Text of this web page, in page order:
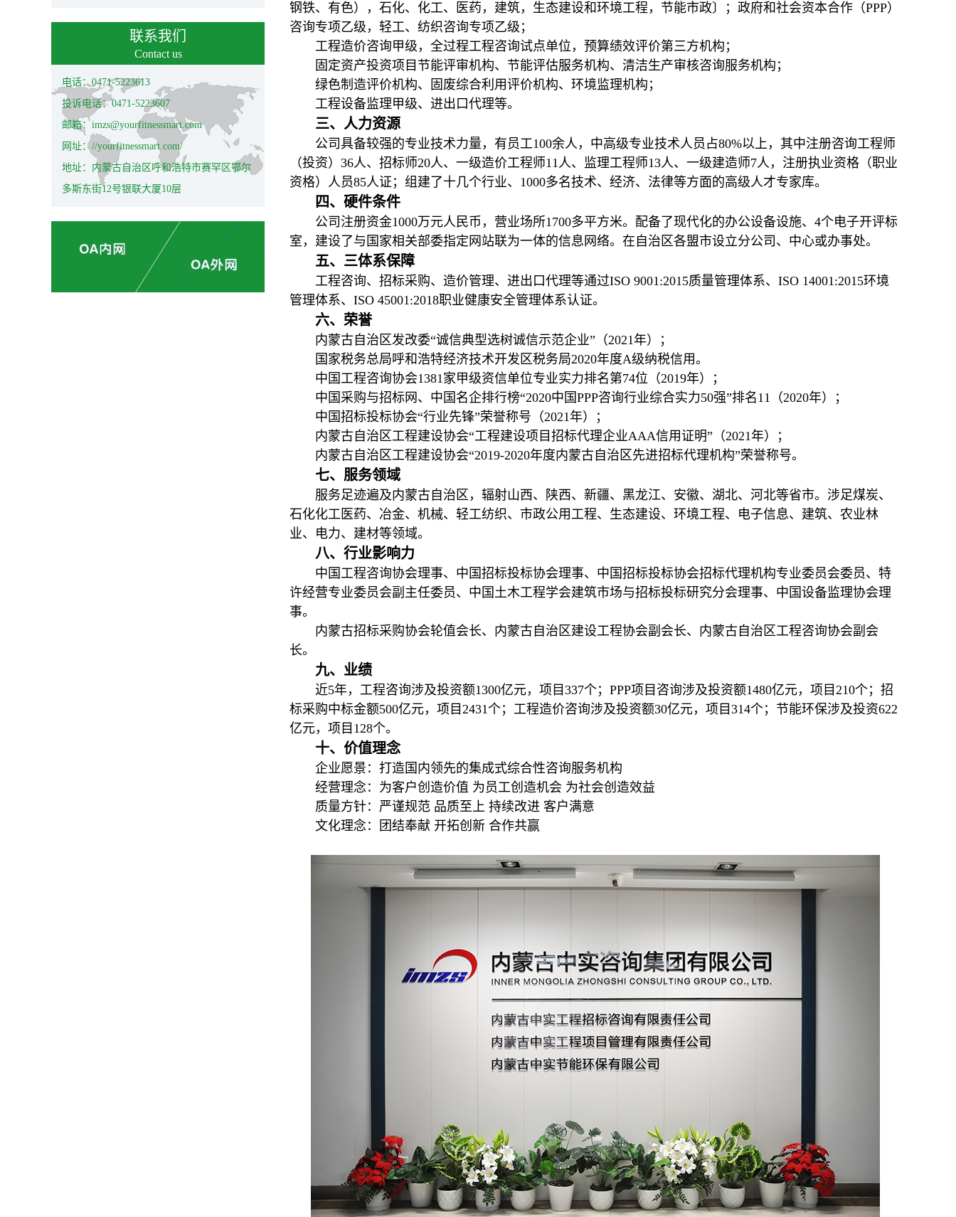
联系我们
Contact us
电话：0471-5223613
投诉电话：0471-5223607
邮箱：imzs@yourfitnessmart.com
网址：//yourfitnessmart.com/
地址：内蒙古自治区呼和浩特市赛罕区鄂尔
多斯东街12号银联大厦10层
钢铁、有色），石化、化工、医药，建筑，生态建设和环境工程，节能市政〕；政府和社会资本合作（PPP）
咨询专项乙级，轻工、纺织咨询专项乙级；
工程造价咨询甲级，全过程工程咨询试点单位，预算绩效评价第三方机构；
固定资产投资项目节能评审机构、节能评估服务机构、清洁生产审核咨询服务机构；
绿色制造评价机构、固废综合利用评价机构、环境监理机构；
工程设备监理甲级、进出口代理等。
三、人力资源
公司具备较强的专业技术力量，有员工100余人，中高级专业技术人员占80%以上，其中注册咨询工程师
（投资）36人、招标师20人、一级造价工程师11人、监理工程师13人、一级建造师7人，注册执业资格（职业
资格）人员85人证；组建了十几个行业、1000多名技术、经济、法律等方面的高级人才专家库。
四、硬件条件
公司注册资金1000万元人民币，营业场所1700多平方米。配备了现代化的办公设备设施、4个电子开评标
室，建设了与国家相关部委指定网站联为一体的信息网络。在自治区各盟市设立分公司、中心或办事处。
五、三体系保障
工程咨询、招标采购、造价管理、进出口代理等通过ISO 9001:2015质量管理体系、ISO 14001:2015环境
管理体系、ISO 45001:2018职业健康安全管理体系认证。
六、荣誉
内蒙古自治区发改委“诚信典型选树诚信示范企业”（2021年）；
国家税务总局呼和浩特经济技术开发区税务局2020年度A级纳税信用。
中国工程咨询协会1381家甲级资信单位专业实力排名第74位（2019年）；
中国采购与招标网、中国名企排行榜“2020中国PPP咨询行业综合实力50强”排名11（2020年）；
中国招标投标协会“行业先锋”荣誉称号（2021年）；
内蒙古自治区工程建设协会“工程建设项目招标代理企业AAA信用证明”（2021年）；
内蒙古自治区工程建设协会“2019-2020年度内蒙古自治区先进招标代理机构”荣誉称号。
七、服务领域
服务足迹遍及内蒙古自治区，辐射山西、陕西、新疆、黑龙江、安徽、湖北、河北等省市。涉足煤炭、
石化化工医药、冶金、机械、轻工纺织、市政公用工程、生态建设、环境工程、电子信息、建筑、农业林
业、电力、建材等领域。
八、行业影响力
中国工程咨询协会理事、中国招标投标协会理事、中国招标投标协会招标代理机构专业委员会委员、特
许经营专业委员会副主任委员、中国土木工程学会建筑市场与招标投标研究分会理事、中国设备监理协会理
事。
内蒙古招标采购协会轮值会长、内蒙古自治区建设工程协会副会长、内蒙古自治区工程咨询协会副会
长。
九、业绩
近5年，工程咨询涉及投资额1300亿元，项目337个；PPP项目咨询涉及投资额1480亿元，项目210个；招
标采购中标金额500亿元，项目2431个；工程造价咨询涉及投资额30亿元，项目314个；节能环保涉及投资622
亿元，项目128个。
十、价值理念
企业愿景：打造国内领先的集成式综合性咨询服务机构
经营理念：为客户创造价值 为员工创造机会 为社会创造效益
质量方针：严谨规范 品质至上 持续改进 客户满意
文化理念：团结奉献 开拓创新 合作共赢